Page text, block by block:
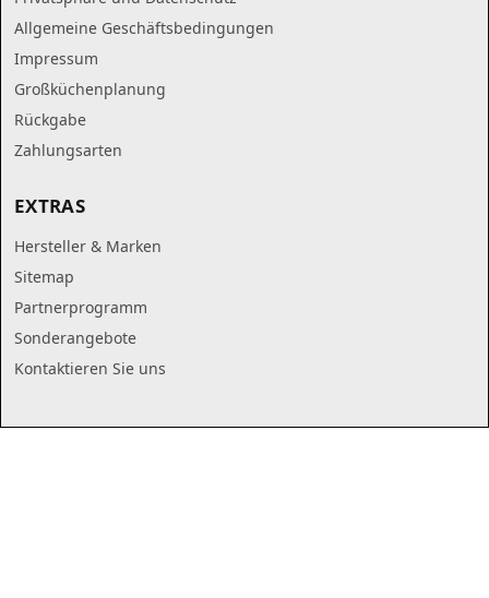
Allgemeine Geschäftsbedingungen
Impressum
Großküchenplanung
Rückgabe
Zahlungsarten
EXTRAS
Hersteller & Marken
Sitemap
Partnerprogramm
Sonderangebote
Kontaktieren Sie uns